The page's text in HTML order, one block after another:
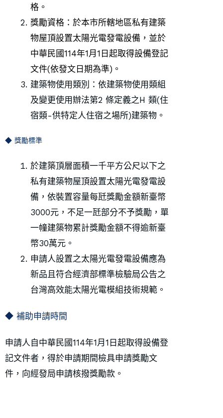
格。
獎勵資格：於本市所轄地區私有建築
物屋頂設置太陽光電發電設備，並於
中華民國114年1月1日起取得設備登記
文件(依發文日期為準)。
建築物使用類別：依建築物使用類組
及變更使用辦法第2 條定義之H 類(住
宿類-供特定人住宿之場所)建築物。
◆ 獎勵標準
於建築頂層面積一千平方公尺以下之
私有建築物屋頂設置太陽光電發電設
備，依裝置容量每瓩獎勵金額新臺幣
3000元，不足一瓩部分不予獎勵，單
一幢建築物累計獎勵金額不得逾新臺
幣30萬元。
申請人設置之太陽光電發電設備應為
新品且符合經濟部標準檢驗局公告之
台灣高效能太陽光電模組技術規範。
◆ 補助申請時間
申請人自中華民國114年1月1日起取得設備登
記文件者，得於申請期間檢具申請獎勵文
件，向經發局申請核撥獎勵款。